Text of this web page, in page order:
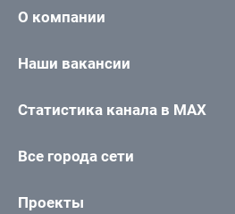
О компании
Наши вакансии
Статистика канала в MAX
Все города сети
Проекты